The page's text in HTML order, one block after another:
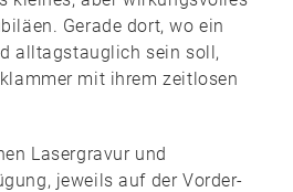
Gerade dort, wo ein
alltagstauglich sein soll,
mit ihrem zeitlosen
Lasergravurund
jeweils auf der Vorder-